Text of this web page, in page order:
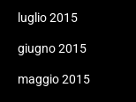
luglio 2015
giugno 2015
maggio 2015